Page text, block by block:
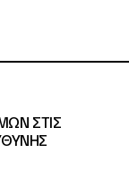
ΣΤΙΣ